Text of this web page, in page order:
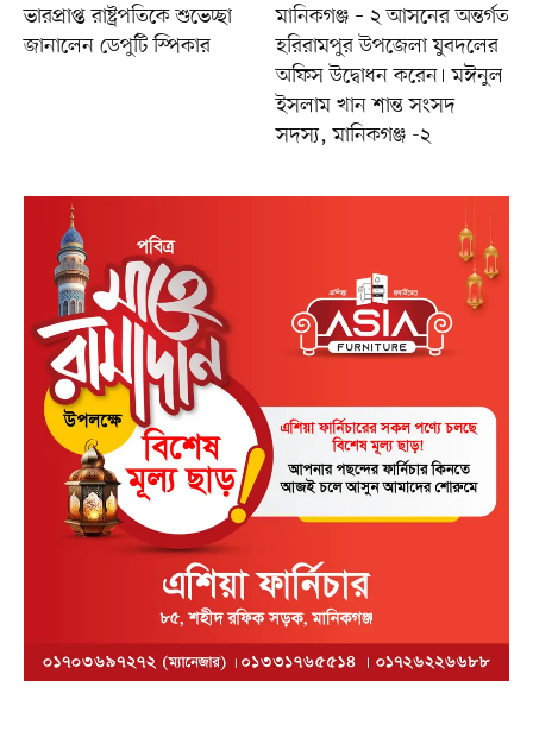
ভারপ্রাপ্ত রাষ্ট্রপতিকে শুভেচ্ছা
জানালেন ডেপুটি স্পিকার
মানিকগঞ্জ – ২ আসনের অন্তর্গত
হরিরামপুর উপজেলা যুবদলের
অফিস উদ্বোধন করেন। মঈনুল
ইসলাম খান শান্ত সংসদ
সদস্য, মানিকগঞ্জ -২